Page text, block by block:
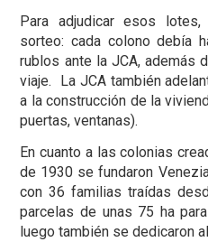
Para adjudicar esos
sorteo: cada colono debía
rublos ante la JCA, además
viaje. La JCA también
a la construcción de la
puertas, ventanas).
En cuanto a las colonias
de 1930 se fundaron
con 36 familias traídas
parcelas de unas 75 ha
luego también se dedicaron